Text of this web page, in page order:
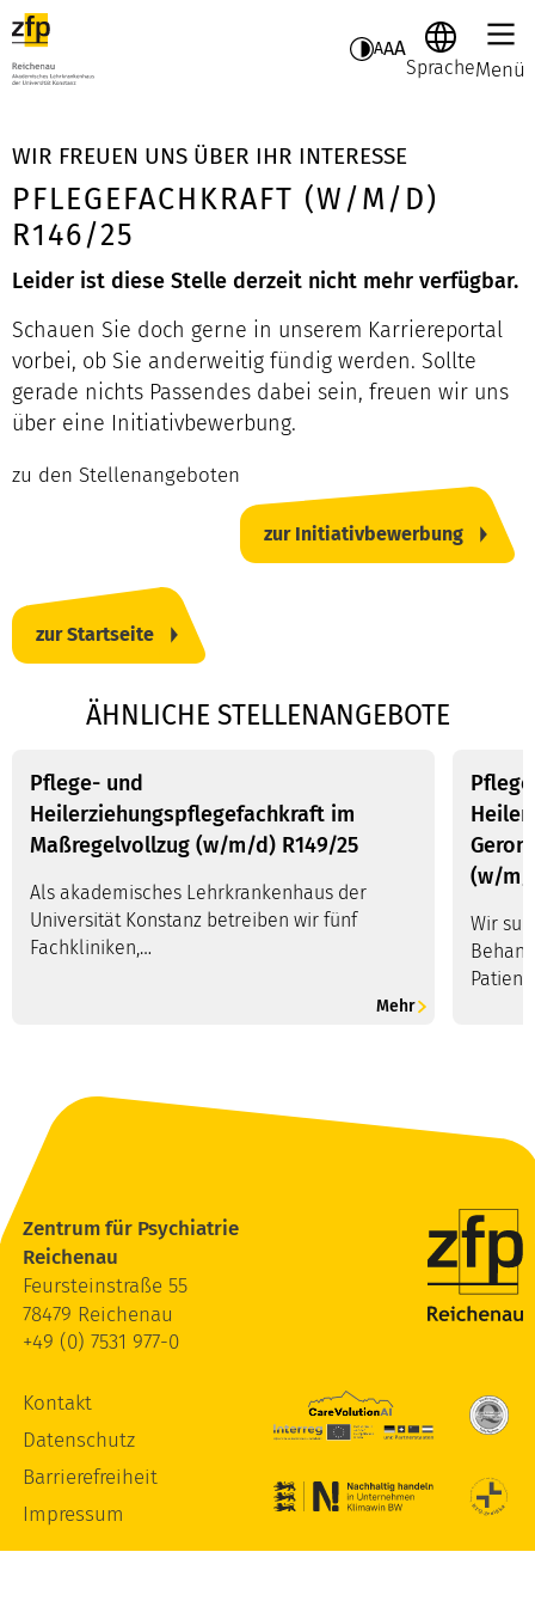
AAA
SpracheMenü
WIR FREUEN UNS ÜBER IHR INTERESSE
PFLEGEFACHKRAFT (W/M/D)
R146/25
Leider ist diese Stelle derzeit nicht mehr verfügbar.
Schauen Sie doch gerne in unserem Karriereportal
vorbei, ob Sie anderweitig fündig werden. Sollte
gerade nichts Passendes dabei sein, freuen wir uns
über eine Initiativbewerbung.
zu den Stellenangeboten
zur Initiativbewerbung
zur Startseite
ÄHNLICHE STELLENANGEBOTE
Pflege- und
Heilerziehungspflegefachkraft im
Maßregelvollzug (w/m/d) R149/25
Als akademisches Lehrkrankenhaus der
Universität Konstanz betreiben wir fünf
Fachkliniken,…
Mehr
(w/m/
Wir
Zentrum für Psychiatrie
Reichenau
Feursteinstraße 55
78479 Reichenau
+49 (0) 7531 977-0
Kontakt
Datenschutz
Barrierefreiheit
Impressum